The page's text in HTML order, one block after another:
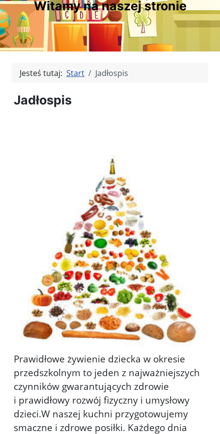
Witamy na naszej stronie
Jesteś tutaj: Start Jadłospis
Jadłospis
Prawidłowe żywienie dziecka w okresie
przedszkolnym to jeden z najważniejszych
czynników gwarantujących zdrowie
i prawidłowy rozwój fizyczny i umysłowy
dzieci.W naszej kuchni przygotowujemy
smaczne i zdrowe posiłki. Każdego dnia